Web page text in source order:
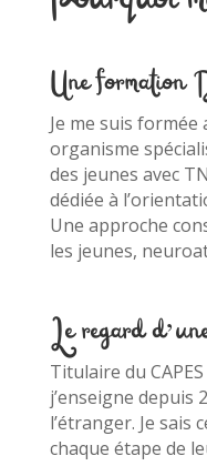
Une formation
Je me suis formée
organisme
des jeunes avec
dédiée à
Une approche
les jeunes,
Le regard
Titulaire du
j’enseigne depuis
l’étranger. Je sais
chaque étape de